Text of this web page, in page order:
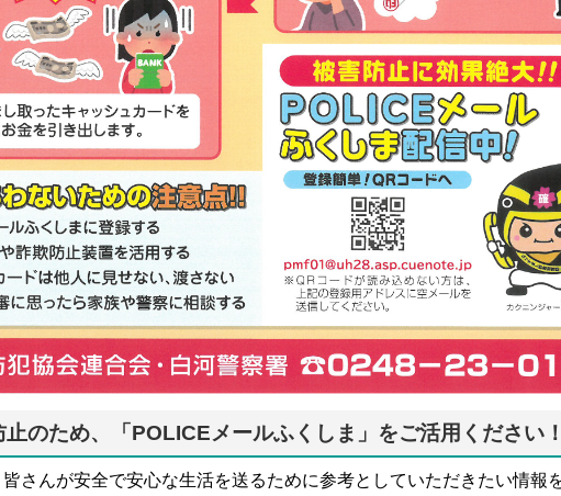
のため、「POLICEメールふくしま」をご活用ください！
さんが安全で安心な生活を送るために参考としていただきたい情報